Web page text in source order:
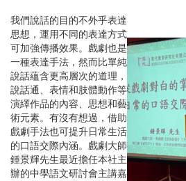
我們說話的目的不外乎表達
思想，運用不同的表達方式
可加強傳播效果。戲劇也是
一種表達手法，然而比單純
說話蘊含更高層次的道理，
說話通、表情和肢體動作等
演繹作品的內容、思想和藝
術元素。有沒有想過，借助
戲劇手法也可提升日常生活
的口語交際內涵。戲劇大師
鍾景輝先生最近擔任本社主
辦的中學語文研討會主講嘉